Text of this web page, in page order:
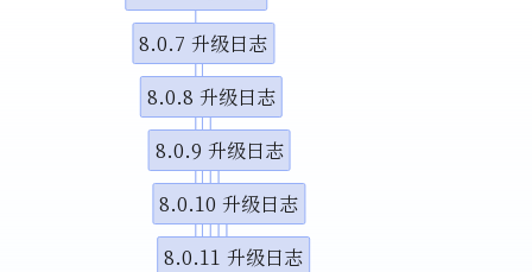
8.0.11 升级日志
8.0.10 升级日志
8.0.9 升级日志
8.0.8 升级日志
8.0.7 升级日志